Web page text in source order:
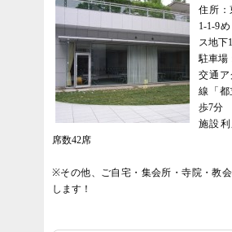
住所：
1-1-9
ス地下
駐車場
交通ア
線「都
歩7分
施設
席数42席
※その他、ご自宅・集会所・寺院・教
します！